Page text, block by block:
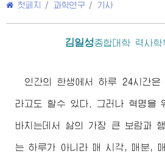
첫페지 / 과학연구 / 기사
김일성종합대학 력사
인간의 한생에서 하루 24시간은
라고도 할수 있다. 그러나 혁명을
바치는데서 삶의 가장 큰 보람과
는 하루가 아니라 매 시각, 매분,